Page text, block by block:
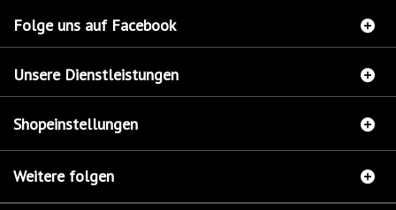
Folge uns auf Facebook
Unsere Dienstleistungen
Shopeinstellungen
Weitere folgen